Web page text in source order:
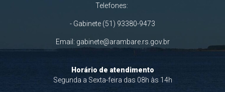
Telefones:
- Gabinete (51) 93380-9473
Email: gabinete@arambare.rs.gov.br
Horário de atendimento
Segunda a Sexta-feira das 08h às 14h